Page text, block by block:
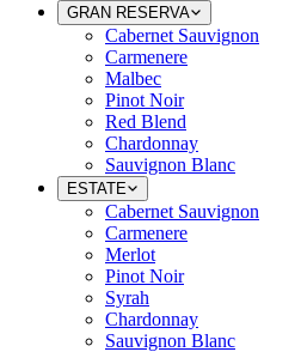
GRAN RESERVA
Cabernet Sauvignon
Carmenere
Malbec
Pinot Noir
Red Blend
Chardonnay
Sauvignon Blanc
ESTATE
Cabernet Sauvignon
Carmenere
Merlot
Pinot Noir
Syrah
Chardonnay
Sauvignon Blanc